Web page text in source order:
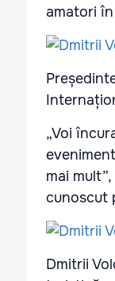
amatori
„Voi
mai
cunoscut
Dmitrii